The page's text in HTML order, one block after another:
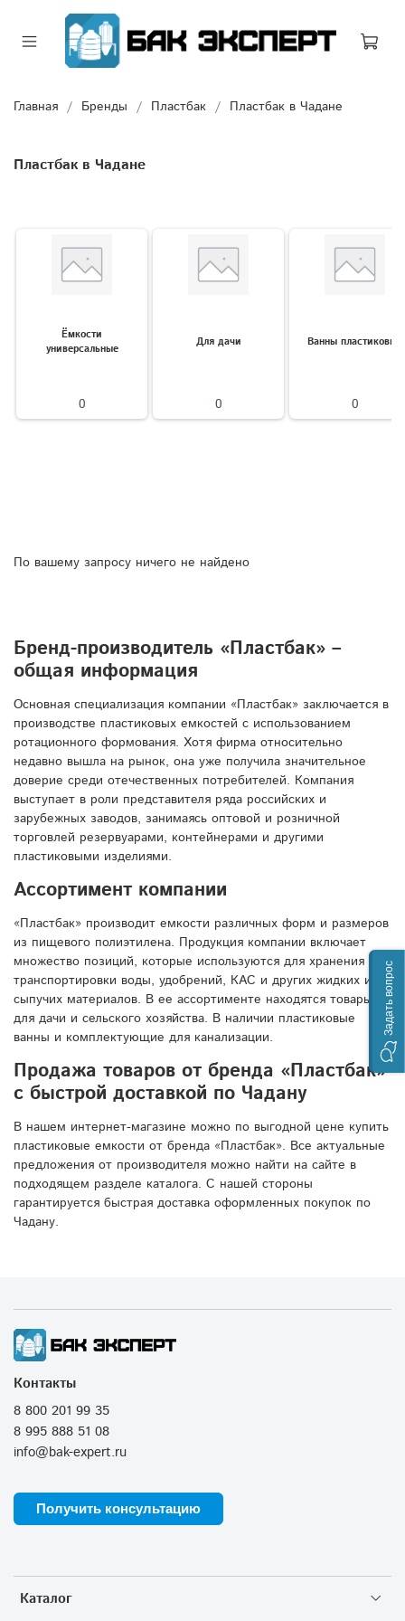
Главная Бренды Пластбак Пластбак в Чадане
Пластбак в Чадане
Ёмкости
универсальные
0
Для дачи
0
Ванны пластиковые
0
По вашему запросу ничего не найдено
Бренд-производитель «Пластбак» –
общая информация
Основная специализация компании «Пластбак» заключается в
производстве пластиковых емкостей с использованием
ротационного формования. Хотя фирма относительно
недавно вышла на рынок, она уже получила значительное
доверие среди отечественных потребителей. Компания
выступает в роли представителя ряда российских и
зарубежных заводов, занимаясь оптовой и розничной
торговлей резервуарами, контейнерами и другими
пластиковыми изделиями.
Ассортимент компании
«Пластбак» производит емкости различных форм и размеров
из пищевого полиэтилена. Продукция компании включает
множество позиций, которые используются для хранения и
транспортировки воды, удобрений, КАС и других жидких и
сыпучих материалов. В ее ассортименте находятся товары
для дачи и сельского хозяйства. В наличии пластиковые
ванны и комплектующие для канализации.
Продажа товаров от бренда «Пластбак»
с быстрой доставкой по Чадану
В нашем интернет-магазине можно по выгодной цене купить
пластиковые емкости от бренда «Пластбак». Все актуальные
предложения от производителя можно найти на сайте в
подходящем разделе каталога. С нашей стороны
гарантируется быстрая доставка оформленных покупок по
Чадану.
Каталог
Контакты
8 800 201 99 35
8 995 888 51 08
info@bak-expert.ru
Получить консультацию
Задать вопрос